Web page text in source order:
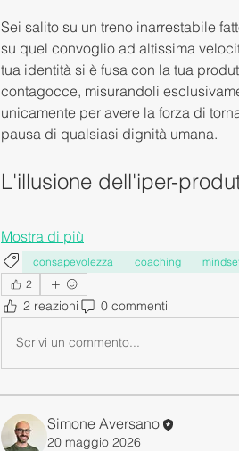
Sei salito su un treno inarrestabile
su quel convoglio ad altissima
tua identità si è fusa con la tua
contagocce, misurandoli
unicamente per avere la forza di
pausa di qualsiasi dignità umana.
L'illusione dell'iper-
Mostra di più
consapevolezza coaching
2
2 reazioni 0 commenti
Scrivi un commento...
Simone Aversano
20 maggio 2026